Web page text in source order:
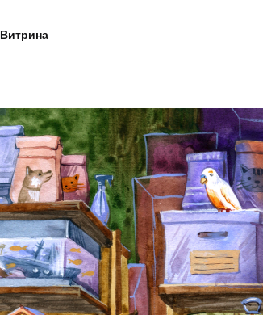
Витрина